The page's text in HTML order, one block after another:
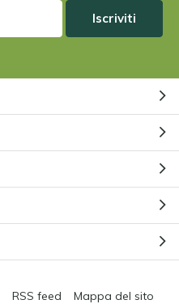
Iscriviti
RSS feed Mappa del sito